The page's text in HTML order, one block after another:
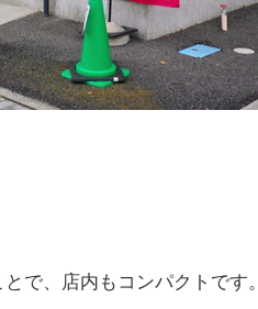
で、店内もコンパクトです。